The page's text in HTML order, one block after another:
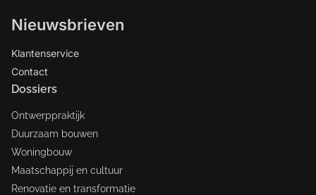
Nieuwsbrieven
Klantenservice
Contact
Dossiers
Ontwerppraktijk
Duurzaam bouwen
Woningbouw
Maatschappij en cultuur
Renovatie en transformatie